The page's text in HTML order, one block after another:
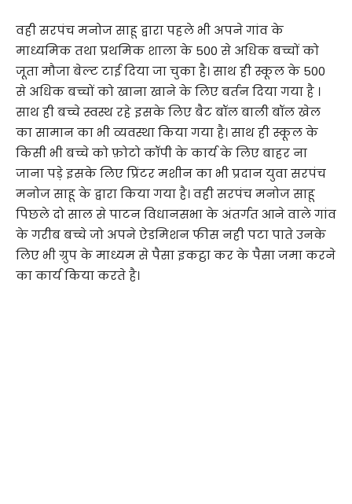
वही सरपंच मनोज साहू द्वारा पहले भी अपने गांव के
माध्यमिक तथा प्रथमिक शाला के 500 से अधिक बच्चों को
जूता मौजा बेल्ट टाई दिया जा चुका है। साथ ही स्कूल के 500
से अधिक बच्चों को खाना खाने के लिए बर्तन दिया गया है ।
साथ ही बच्चे स्वस्थ रहे इसके लिए बैट बॉल बाली बॉल खेल
का सामान का भी व्यवस्था किया गया है। साथ ही स्कूल के
किसी भी बच्चे को फ़ोटो कॉपी के कार्य के लिए बाहर ना
जाना पड़े इसके लिए प्रिंटर मशीन का भी प्रदान युवा सरपंच
मनोज साहू के द्वारा किया गया है। वही सरपंच मनोज साहू
पिछले दो साल से पाटन विधानसभा के अंतर्गत आने वाले गांव
के गरीब बच्चे जो अपने ऐडमिशन फीस नही पटा पाते उनके
लिए भी ग्रुप के माध्यम से पैसा इकट्ठा कर के पैसा जमा करने
का कार्य किया करते है।